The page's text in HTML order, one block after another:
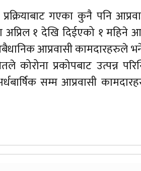
प्रक्रियाबाट गएका कुनै पनि
अप्रिल १ देखि दिईएको १
आप्रवासी कामदारहरुले
कोरोना प्रकोपबाट उत्पन्न
सम्म आप्रवासी